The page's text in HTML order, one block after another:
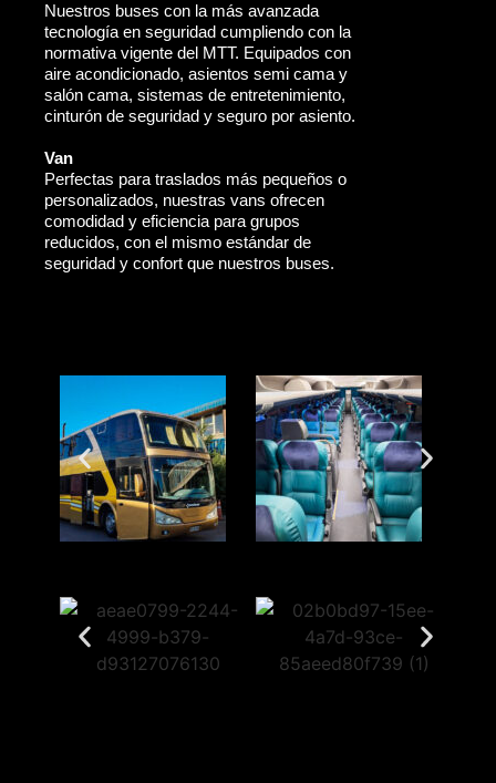
Nuestros buses con la más avanzada
tecnología en seguridad cumpliendo con la
normativa vigente del MTT. Equipados con
aire acondicionado, asientos semi cama y
salón cama, sistemas de entretenimiento,
cinturón de seguridad y seguro por asiento.
Van
Perfectas para traslados más pequeños o
personalizados, nuestras vans ofrecen
comodidad y eficiencia para grupos
reducidos, con el mismo estándar de
seguridad y confort que nuestros buses.